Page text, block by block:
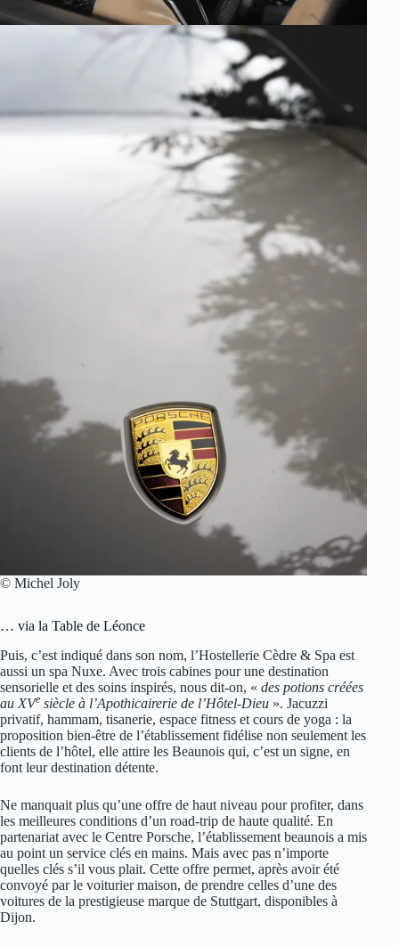
© Michel Joly
… via la Table de Léonce
Puis, c’est indiqué dans son nom, l’Hostellerie Cèdre & Spa est
aussi un spa Nuxe. Avec trois cabines pour une destination
sensorielle et des soins inspirés, nous dit-on, « des potions créées
au XVe siècle à l’Apothicairerie de l’Hôtel-Dieu ». Jacuzzi
privatif, hammam, tisanerie, espace fitness et cours de yoga : la
proposition bien-être de l’établissement fidélise non seulement les
clients de l’hôtel, elle attire les Beaunois qui, c’est un signe, en
font leur destination détente.
Ne manquait plus qu’une offre de haut niveau pour profiter, dans
les meilleures conditions d’un road-trip de haute qualité. En
partenariat avec le Centre Porsche, l’établissement beaunois a mis
au point un service clés en mains. Mais avec pas n’importe
quelles clés s’il vous plait. Cette offre permet, après avoir été
convoyé par le voiturier maison, de prendre celles d’une des
voitures de la prestigieuse marque de Stuttgart, disponibles à
Dijon.